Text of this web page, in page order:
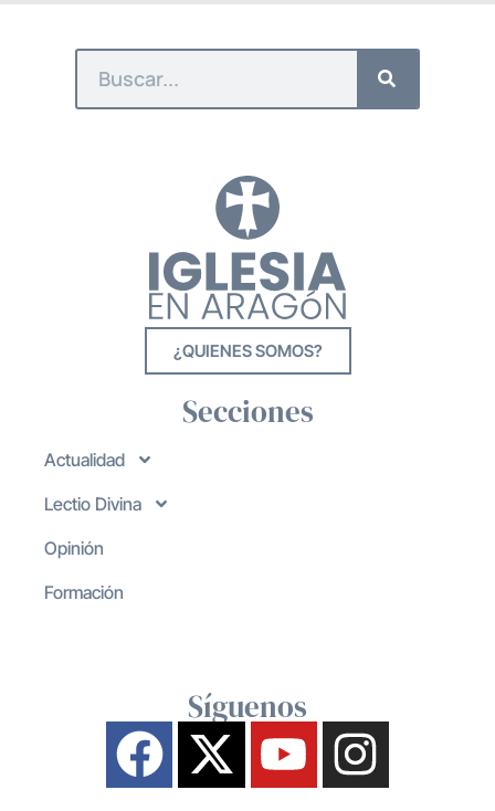
¿QUIENES SOMOS?
Secciones
Actualidad
Lectio Divina
Opinión
Formación
Síguenos